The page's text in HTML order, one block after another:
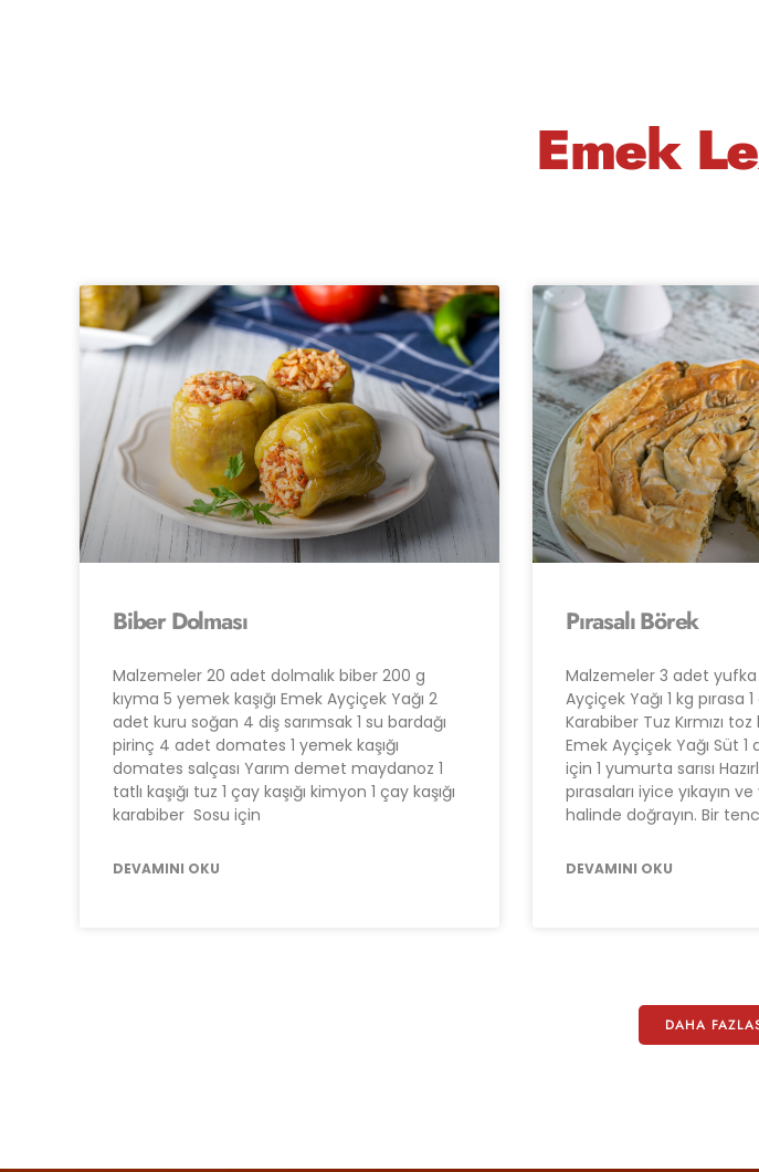
Emek
Biber Dolması
Malzemeler 20 adet dolmalık biber 200 g
kıyma 5 yemek kaşığı Emek Ayçiçek Yağı 2
adet kuru soğan 4 diş sarımsak 1 su bardağı
pirinç 4 adet domates 1 yemek kaşığı
domates salçası Yarım demet maydanoz 1
tatlı kaşığı tuz 1 çay kaşığı kimyon 1 çay kaşığı
karabiber Sosu için
DEVAMINI OKU
Pırasalı Börek
Malzemeler 3 adet yufka
Ayçiçek Yağı 1 kg pırasa
Karabiber Tuz Kırmızı
Emek Ayçiçek Yağı Süt
için 1 yumurta sarısı
pırasaları iyice yıkayın
halinde doğrayın. Bir
DEVAMINI OKU
DAHA